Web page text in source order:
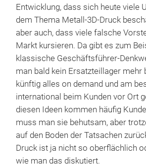
Entwicklung, dass sich heute viele
dem Thema Metall-3D-Druck
aber auch, dass viele falsche
Markt kursieren. Da gibt es zum
klassische Geschäftsführer-
man bald kein Ersatzteillager mehr
künftig alles on demand und am
international beim Kunden vor Ort
diesen Ideen kommen häufig
muss man sie behutsam, aber
auf den Boden der Tatsachen
Druck ist ja nicht so oberflächlich
wie man das diskutiert.